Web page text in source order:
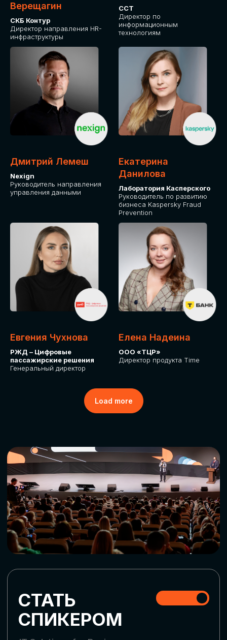
Верещагин
СКБ Контур
Директор направления HR-
инфраструктуры
ССТ
Директор по
информационным
технологиям
Дмитрий Лемеш
Nexign
Руководитель направления
управления данными
Екатерина
Данилова
Лаборатория Касперского
Руководитель по развитию
бизнеса Kaspersky Fraud
Prevention
Евгения Чухнова
РЖД – Цифровые
пассажирские решения
Генеральный директор
Елена Надеина
ООО «ТЦР»
Директор продукта Time
Load more
ДЛЯ ОПЛАТЫ БИЛЕТОВ
ОТ ФИЗИЧЕСКОГО ЛИЦА
Оплата через сервис Timepad
ПРИОБРЕСТИ БИЛЕТ